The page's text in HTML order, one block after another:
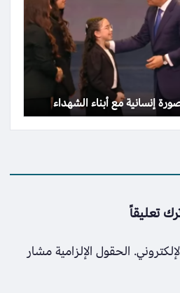
إنسانية مع أبناء الشهداء
تعليقاً
الحقول الإلزامية مشار